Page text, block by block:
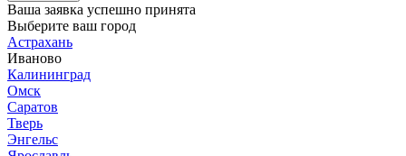
Ваша заявка успешно принята
Выберите ваш город
Астрахань
Иваново
Калининград
Омск
Саратов
Тверь
Энгельс